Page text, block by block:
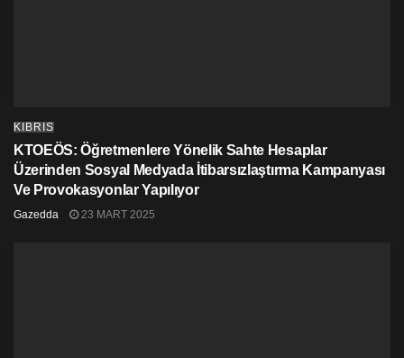
KIBRIS
KTOEÖS: Öğretmenlere Yönelik Sahte Hesaplar
Üzerinden Sosyal Medyada İtibarsızlaştırma Kampanyası
Ve Provokasyonlar Yapılıyor
Gazedda 23 MART 2025